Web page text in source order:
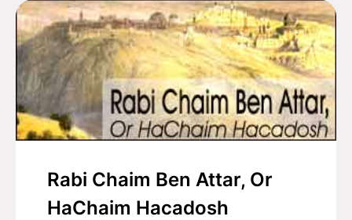
Rabi Chaim Ben Attar, Or
HaChaim Hacadosh